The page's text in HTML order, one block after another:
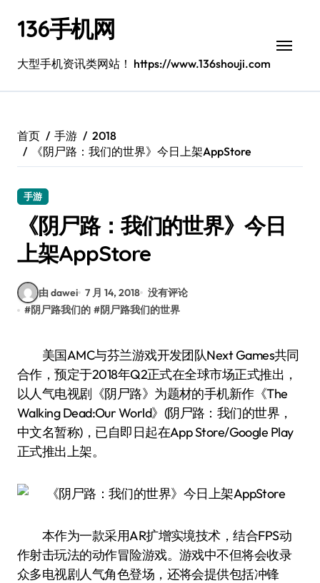
136手机网
大型手机资讯类网站！ https://www.136shouji.com
首页 手游
2018
《阴尸路：我们的世界》今日上架AppStore
手游
《阴尸路：我们的世界》今日
上架AppStore
由 dawei 7 月 14, 2018 没有评论
#阴尸路我们的 #阴尸路我们的世界
美国AMC与芬兰游戏开发团队Next Games共同
合作，预定于2018年Q2正式在全球市场正式推出，
以人气电视剧《阴尸路》为题材的手机新作《The
Walking Dead:Our World》(阴尸路：我们的世界，
中文名暂称)，已自即日起在App Store/Google Play
正式推出上架。
本作为一款采用AR扩增实境技术，结合FPS动
作射击玩法的动作冒险游戏。游戏中不但将会收录
众多电视剧人气角色登场，还将会提供包括冲锋